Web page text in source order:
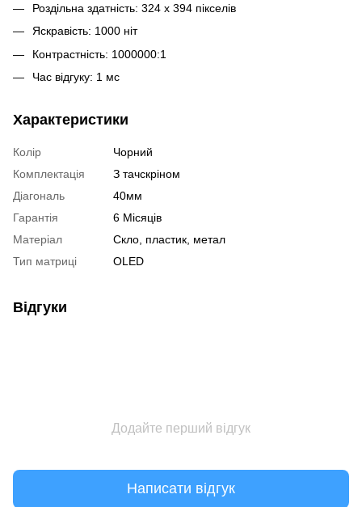
Роздільна здатність: 324 x 394 пікселів
Яскравість: 1000 ніт
Контрастність: 1000000:1
Час відгуку: 1 мс
Характеристики
Колір
Чорний
Комплектація
З тачскріном
Діагональ
40мм
Гарантія
6 Місяців
Матеріал
Скло, пластик, метал
Тип матриці
OLED
Відгуки
Додайте перший відгук
Написати відгук